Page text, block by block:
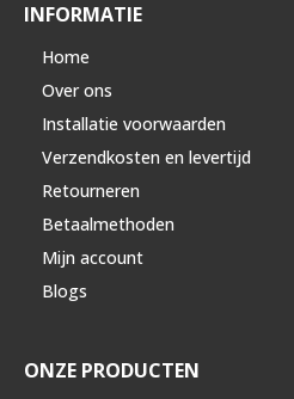
INFORMATIE
Home
Over ons
Installatie voorwaarden
Verzendkosten en levertijd
Retourneren
Betaalmethoden
Mijn account
Blogs
ONZE PRODUCTEN